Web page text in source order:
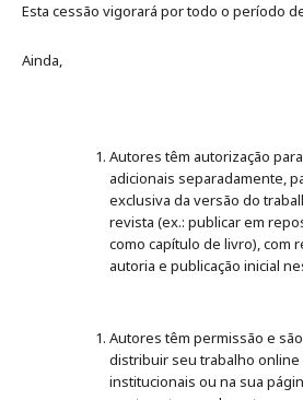
Esta cessão vigorará por todo o período
Ainda,
Autores têm autorização
adicionais separadamente,
exclusiva da versão do
revista (ex.: publicar em
como capítulo de livro), com
autoria e publicação inicial
Autores têm permissão e
distribuir seu trabalho
institucionais ou na sua